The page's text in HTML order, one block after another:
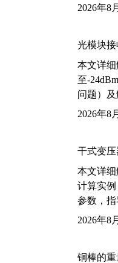
2026年8
光模块
本文详
至-
问题）
2026年8
干式变
本文详细
计算实
参数，指
2026年8
铜棒的